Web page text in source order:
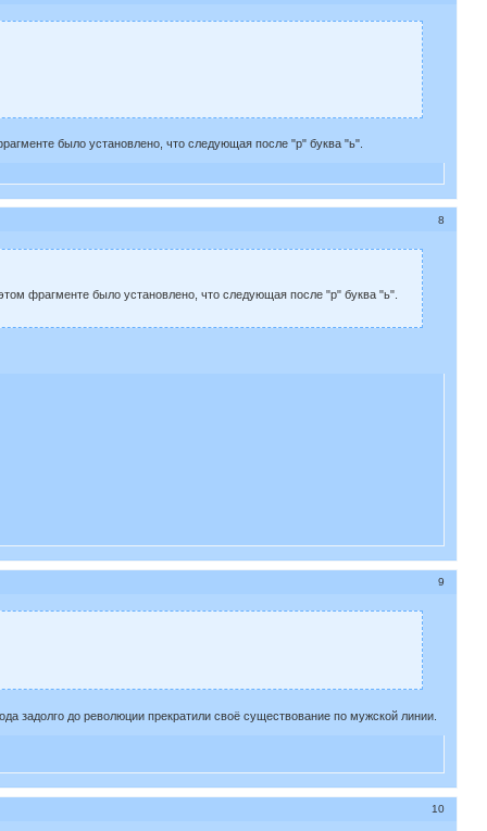
было установлено, что следующая после "р" буква "ь".
8
фрагменте было установлено, что следующая после "р" буква "ь".
9
задолго до революции прекратили своё существование по мужской линии.
10